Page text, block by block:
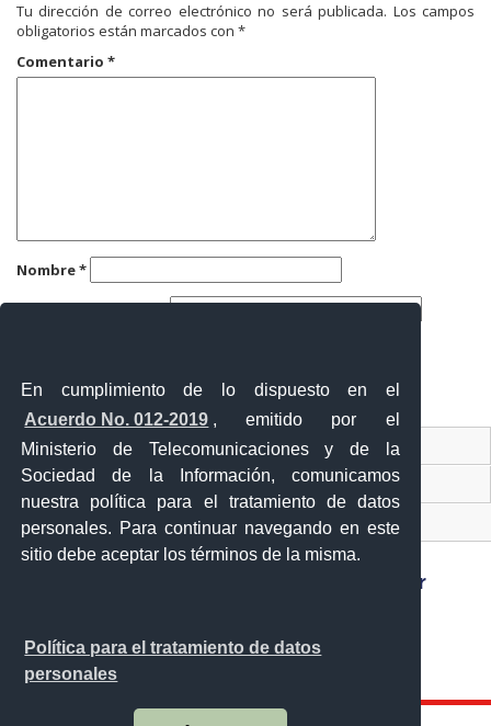
En cumplimiento de lo dispuesto en el
Acuerdo No. 012-2019 , emitido por el
Ministerio de Telecomunicaciones y de la
Sociedad de la Información, comunicamos
nuestra política para el tratamiento de datos
personales. Para continuar navegando en este
sitio debe aceptar los términos de la misma.
Política para el tratamiento de datos
personales
Tu dirección de correo electrónico no será publicada. Los campos
obligatorios están marcados con *
Comentario *
Nombre*
Correo electrónico*
Contacto Ciudadano
Ventanilla Única de Comercio Exterior
Sistema Nacional de Información (SNI)
Sánchez y Cifuentes y Juan de Velasco esquina,
Ibarra - Ecuador